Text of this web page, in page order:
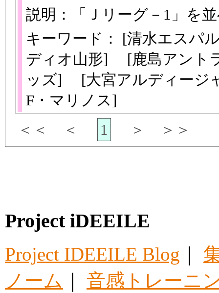
説明：「Ｊリーグ－1」を
キーワード： [清水エス
ディオ山形] [鹿島アン
ッズ] [大宮アルディー
F・マリノス]
＜＜ ＜
1 ＞ ＞＞
Project iDEEILE
Project IDEEILE Blog
ノーム
音感トレーニ